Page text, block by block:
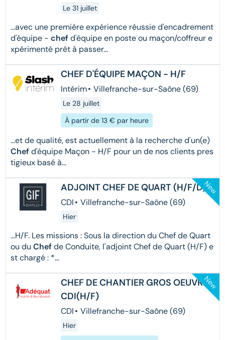
Le 31 juillet
...avec une première expérience réussie d'encadrement
d'équipe - chefd'équipe en poste ou maçon/coffreur e
xpérimenté prêt à passer...
CHEF D'ÉQUIPE MAÇON - H/F
Intérim• Villefranche-sur-Saône (69)
Le 28 juillet
À partir de 13 € par heure
...et de qualité, est actuellement à la recherche d'un(e)
Chefd'équipe Maçon - H/F pour un de nos clients pres
tigieux basé à...
ADJOINT CHEF DE QUART (H/F/D)
CDI• Villefranche-sur-Saône (69)
Hier
...H/F. Les missions : Sous la direction du Chef de Quart
ou du Chefde Conduite, l'adjoint Chef de Quart (H/F) e
st chargé : *...
New
CHEF DE CHANTIER GROS OEUVRE
CDI(H/F)
CDI• Villefranche-sur-Saône (69)
Hier
New